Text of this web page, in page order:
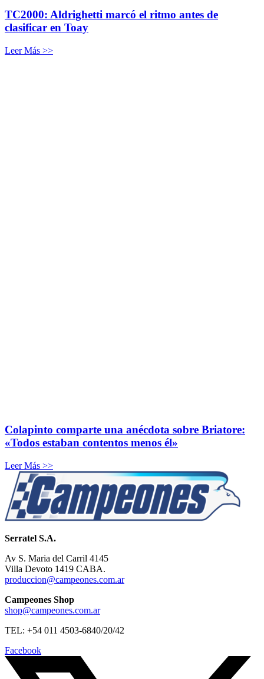
TC2000: Aldrighetti marcó el ritmo antes de
clasificar en Toay
Leer Más >>
Colapinto comparte una anécdota sobre Briatore:
«Todos estaban contentos menos él»
Leer Más >>
Serratel S.A.
Av S. Maria del Carril 4145
Villa Devoto 1419 CABA.
produccion@campeones.com.ar
Campeones Shop
shop@campeones.com.ar
TEL: +54 011 4503-6840/20/42
Facebook